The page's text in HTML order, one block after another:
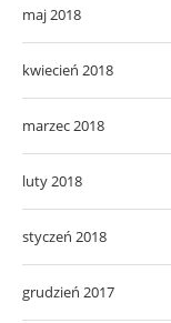
maj 2018
kwiecień 2018
marzec 2018
luty 2018
styczeń 2018
grudzień 2017